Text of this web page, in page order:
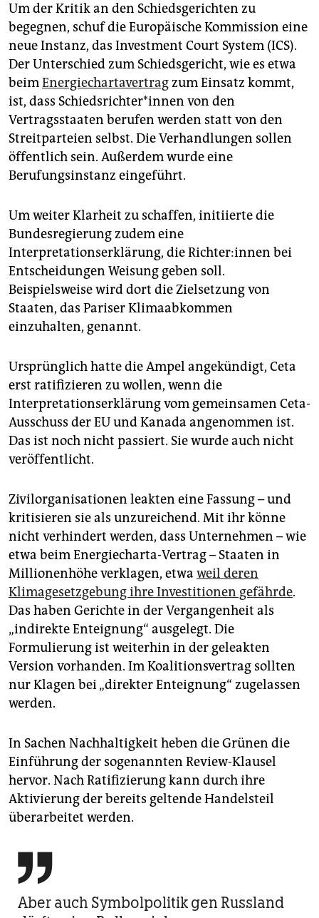
Um der Kritik an den Schiedsgerichten zu
begegnen, schuf die Europäische Kommission eine
neue Instanz, das Investment Court System (ICS).
Der Unterschied zum Schiedsgericht, wie es etwa
beimEnergiechartavertragzum Einsatz kommt,
ist, dass Schieds­rich­te­r*in­nen von den
Vertragsstaaten berufen werden statt von den
Streitparteien selbst. Die Verhandlungen sollen
öffentlich sein. Außerdem wurde eine
Berufungsinstanz eingeführt.
Um weiter Klarheit zu schaffen, initiierte die
Bundesregierung zudem eine
Interpretationserklärung, die Rich­te­r:in­nen bei
Entscheidungen Weisung geben soll.
Beispielsweise wird dort die Zielsetzung von
Staaten, das Pariser Klimaabkommen
einzuhalten, genannt.
Ursprünglich hatte die Ampel angekündigt, Ceta
erst ratifizieren zu wollen, wenn die
Interpretationserklärung vom gemeinsamen Ceta-
Ausschuss der EU und Kanada angenommen ist.
Das ist noch nicht passiert. Sie wurde auch nicht
veröffentlicht.
Zivilorganisationen leakten eine Fassung – und
kritisieren sie als unzureichend. Mit ihr könne
nicht verhindert werden, dass Unternehmen – wie
etwa beim Energiecharta-Vertrag – Staaten in
Millionenhöhe verklagen, etwa weil deren
Klimagesetzgebung ihre Investitionen gefährde.
Das haben Gerichte in der Vergangenheit als
„indirekte Enteignung“ ausgelegt. Die
Formulierung ist weiterhin in der geleakten
Version vorhanden. Im Koalitionsvertrag sollten
nur Klagen bei „direkter Enteignung“ zugelassen
werden.
In Sachen Nachhaltigkeit heben die Grünen die
Einführung der sogenannten Review-Klausel
hervor. Nach Ratifizierung kann durch ihre
Aktivierung der bereits geltende Handelsteil
überarbeitet werden.

Aber auch Symbolpolitik gen Russland